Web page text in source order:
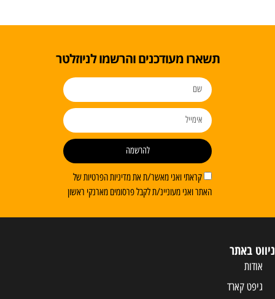
תשארו מעודכנים והרשמו לניוזלטר
קראתי ואני מאשר/ת את מדיניות הפרטיות של
האתר ואני מעוניינ/ת לקבל פרסומים מארנקי ראשון
להרשמה
ניווט באתר
אודות
גיפט קארד